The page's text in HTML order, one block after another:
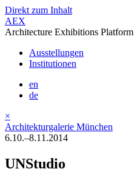
Direkt zum Inhalt
AEX
Architecture Exhibitions Platform
Ausstellungen
Institutionen
en
de
×
Architekturgalerie München
6.10.–8.11.2014
UNStudio